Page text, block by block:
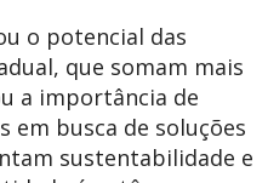
o potencial das
que somam mais
a importância de
em busca de soluções
sustentabilidade e